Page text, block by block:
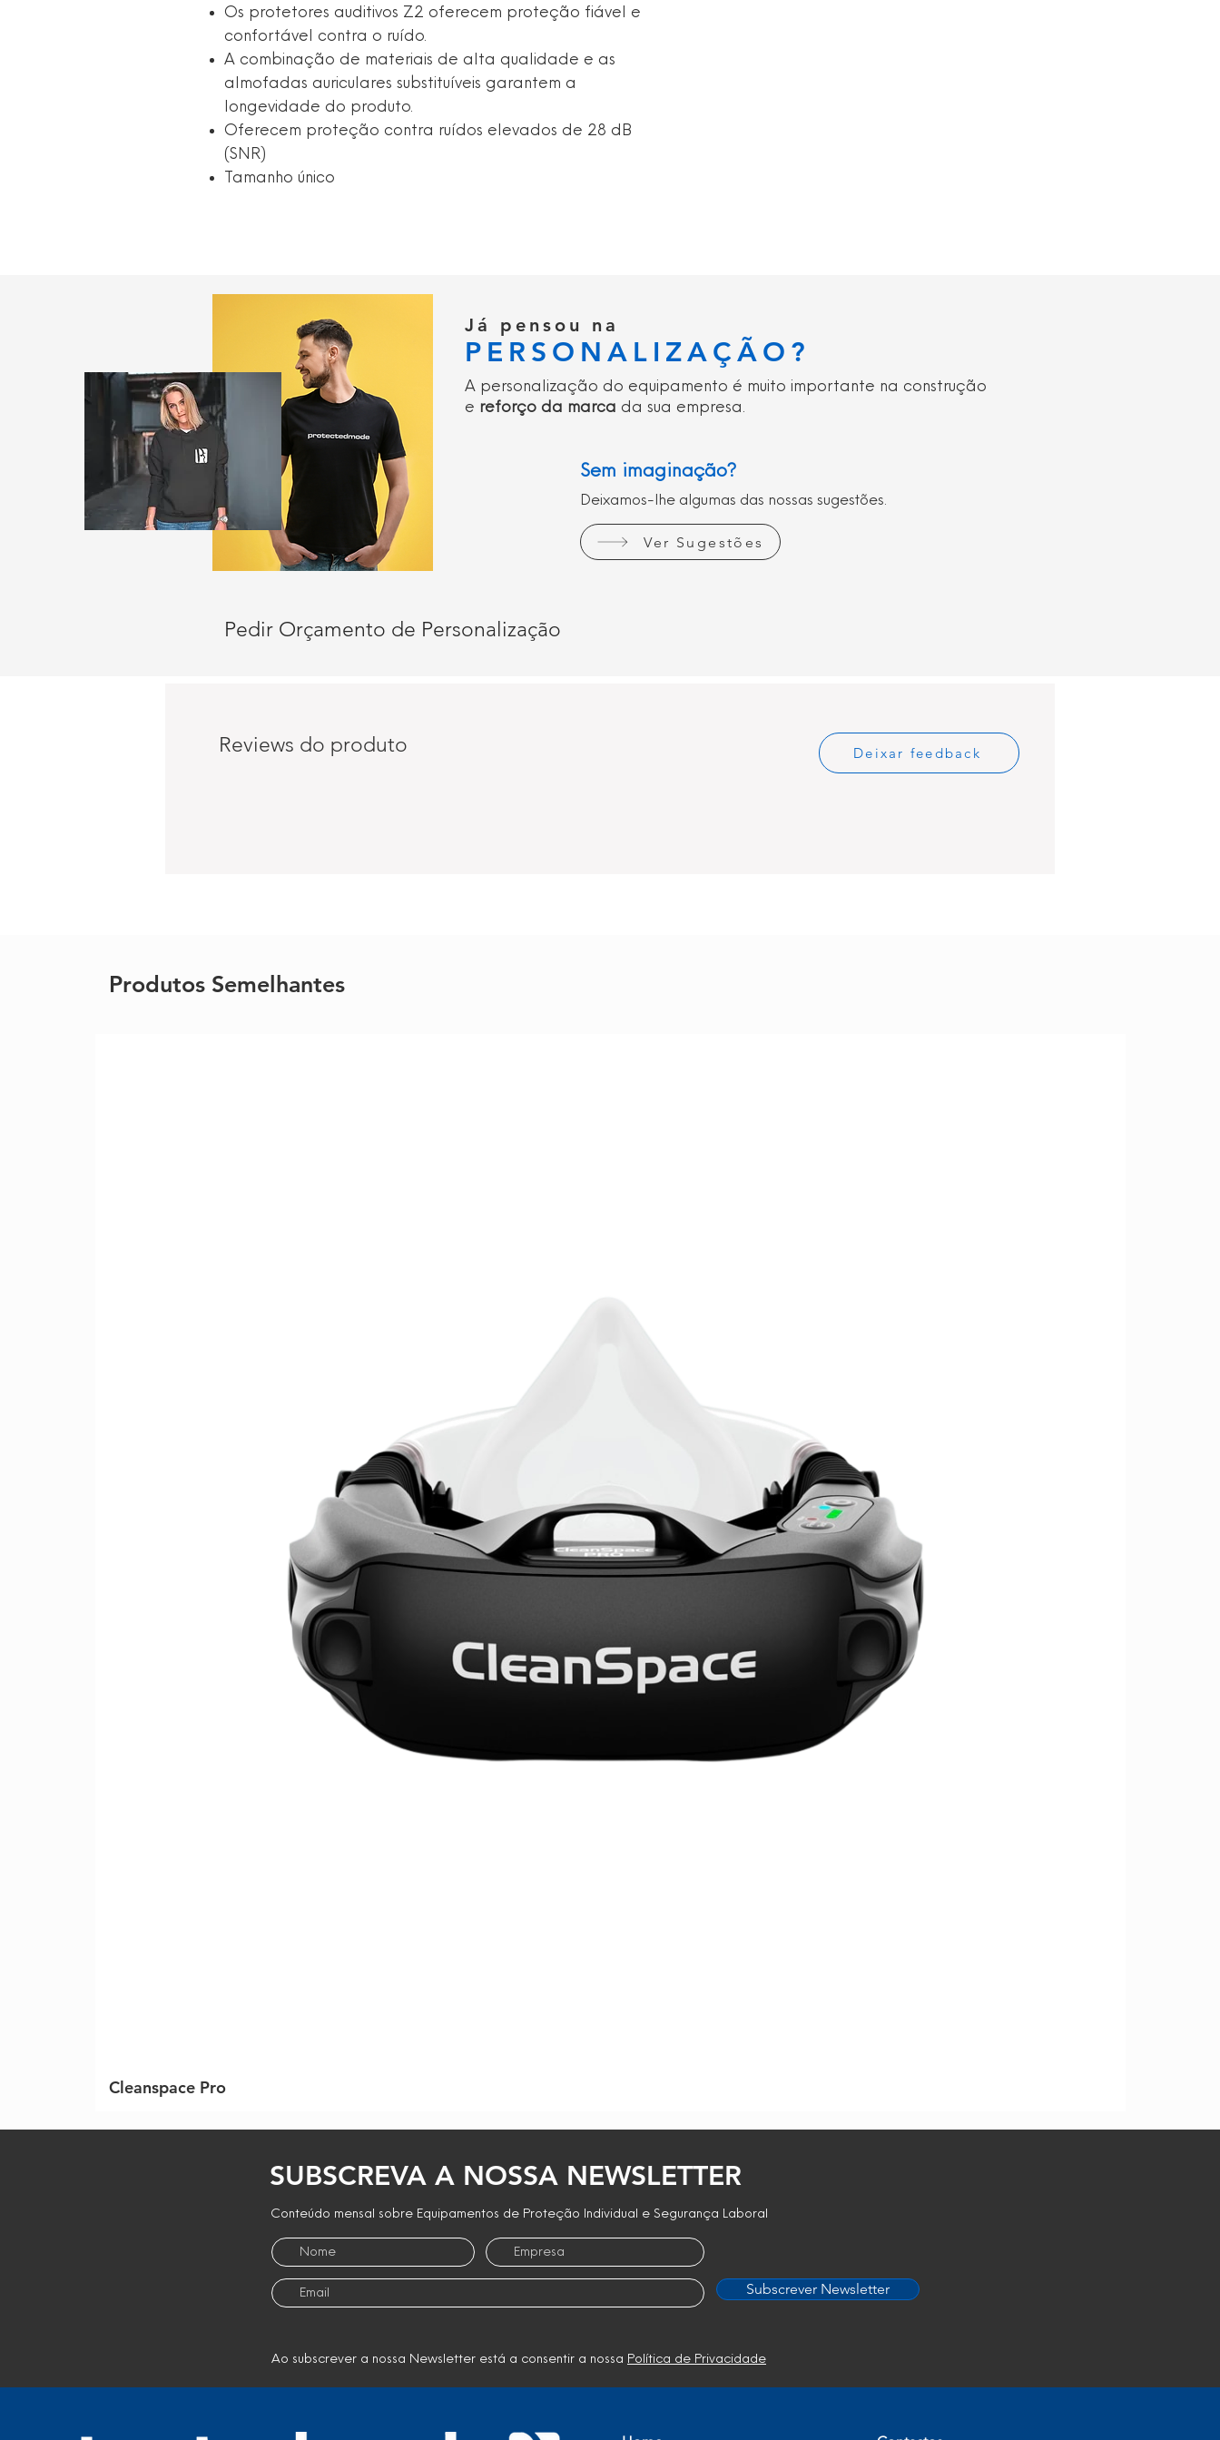
Os protetores auditivos Z2 oferecem proteção fiável e
confortável contra o ruído.
A combinação de materiais de alta qualidade e as
almofadas auriculares substituíveis garantem a
longevidade do produto.
Oferecem proteção contra ruídos elevados de 28 dB
(SNR)
Tamanho único
Já pensou na
PERSONALIZAÇÃO?
A personalização do equipamento é muito importante na construção
e reforço da marca da sua empresa.
Sem imaginação?
Deixamos-lhe algumas das nossas sugestões.
Ver Sugestões
Pedir Orçamento de Personalização
Reviews do produto Deixar feedback
Produtos Semelhantes
Cleanspace Pro
SUBSCREVA A NOSSA NEWSLETTER
Conteúdo mensal sobre Equipamentos de Proteção Individual e Segurança Laboral
Subscrever Newsletter
Ao subscrever a nossa Newsletter está a consentir a nossa Política de Privacidade